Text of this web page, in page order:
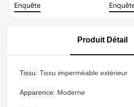
De Piscine En
Enquête
Produit Détail
Tissu Tissu imperméable extérieur
Apparence Moderne